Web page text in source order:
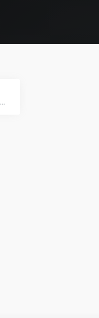
中国领先的IT信息与商务门户, 包括新闻, 商城, 硬件, 下载, 游戏, 手机, 评测等40个大型频道，每天发布大量各类产品促销信息及文章专题，是IT行业的厂商, 经销商, IT产品, 解决方案的提供场所